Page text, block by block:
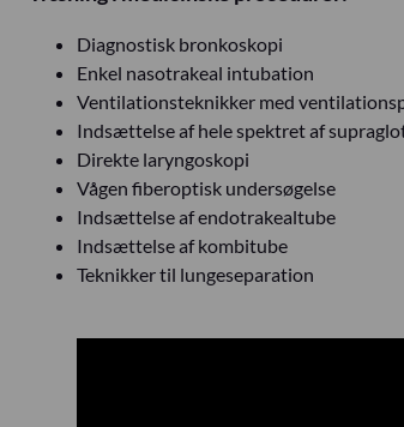
Diagnostisk bronkoskopi
Enkel nasotrakeal intubation
Ventilationsteknikker med
Indsættelse af hele spektret af
Direkte laryngoskopi
Vågen fiberoptisk undersøgelse
Indsættelse af endotrakealtube
Indsættelse af kombitube
Teknikker til lungeseparation